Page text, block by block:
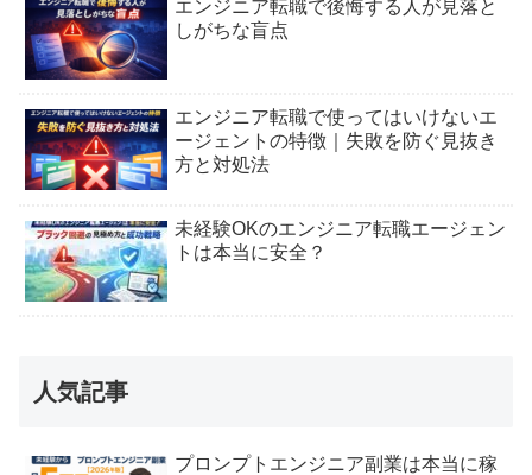
エンジニア転職で後悔する人が見落と
しがちな盲点
エンジニア転職で使ってはいけないエ
ージェントの特徴｜失敗を防ぐ見抜き
方と対処法
未経験OKのエンジニア転職エージェン
トは本当に安全？
人気記事
プロンプトエンジニア副業は本当に稼